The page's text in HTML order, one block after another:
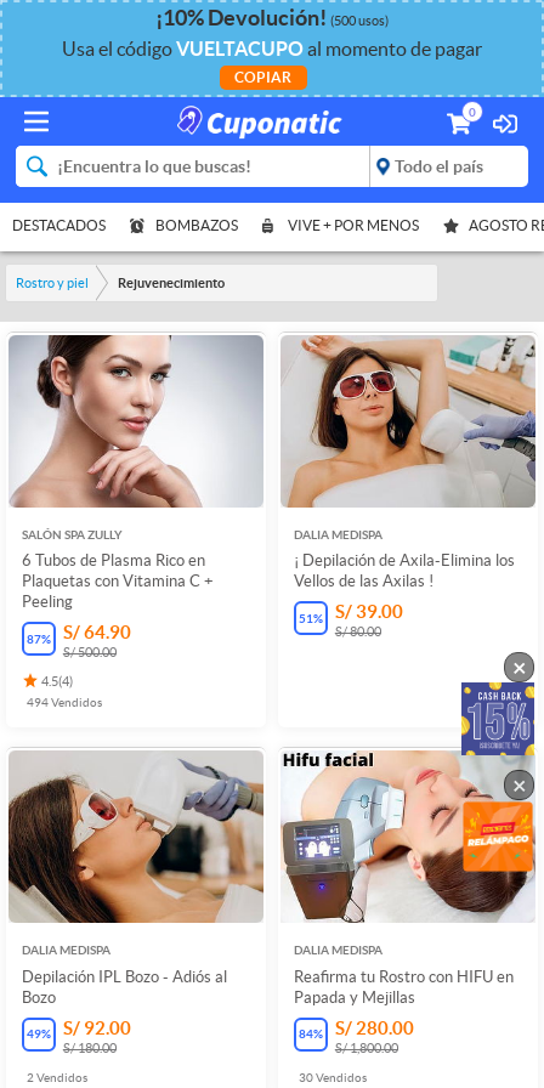
¡10%Devolución! (500 usos)
Usa el códigoVUELTACUPOal momento de pagar
COPIAR
0
DESTACADOS BOMBAZOS VIVE + POR MENOS AGOSTO
Rostro y piel Rejuvenecimiento
SALÓN SPA ZULLY
6 Tubos de Plasma Rico en
Plaquetas con Vitamina C +
Peeling
87% S/ 64.90
S/ 500.00
4.5(4)
494Vendidos
DALIA MEDISPA
¡ Depilación de Axila-Elimina los
Vellos de las Axilas !
51% S/ 39.00
S/ 80.00
DALIA MEDISPA
Depilación IPL Bozo - Adiós al
Bozo
49% S/ 92.00
S/ 180.00
2 Vendidos
DALIA MEDISPA
Reafirma tu Rostro con HIFU en
Papada y Mejillas
84% S/ 280.00
S/ 1,800.00
30Vendidos
×
×